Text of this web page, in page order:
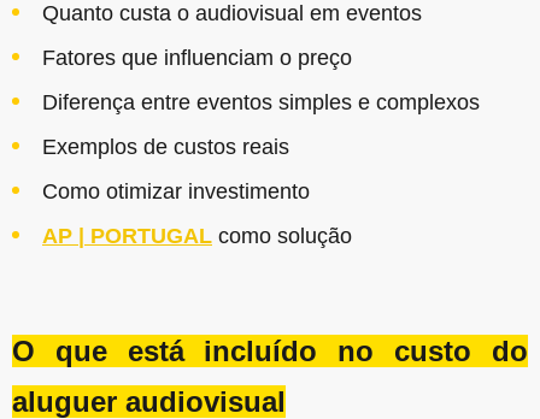
Quanto custa o audiovisual em eventos
Fatores que influenciam o preço
Diferença entre eventos simples e complexos
Exemplos de custos reais
Como otimizar investimento
AP | PORTUGAL como solução
O que está incluído no custo do
aluguer audiovisual